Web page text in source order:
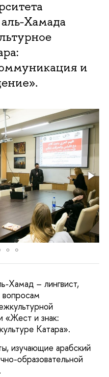
Хамада
и
Хамад – лингвист,
вопросам
«Жест и знак:
Катара».
изучающие арабский
образовательной